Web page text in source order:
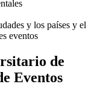
y los países y el
eventos
de
Eventos